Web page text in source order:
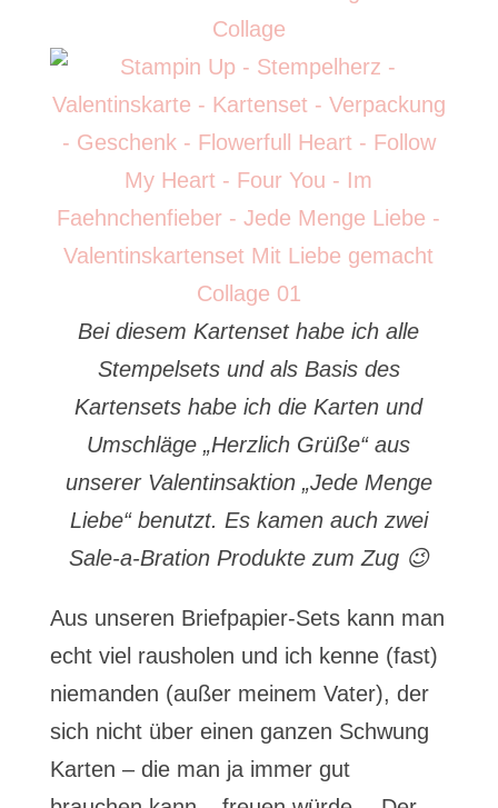
Bei diesem Kartenset habe ich alle
Stempelsets und als Basis des
Kartensets habe ich die Karten und
Umschläge „Herzlich Grüße“ aus
unserer Valentinsaktion „Jede Menge
Liebe“ benutzt. Es kamen auch zwei
Sale-a-Bration Produkte zum Zug 😉
Aus unseren Briefpapier-Sets kann man
echt viel rausholen und ich kenne (fast)
niemanden (außer meinem Vater), der
sich nicht über einen ganzen Schwung
Karten – die man ja immer gut